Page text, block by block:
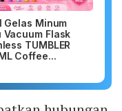
Gelas Minum
Vacuum Flask
TUMBLER
Coffee...